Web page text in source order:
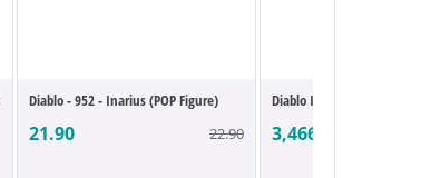
Diablo - 952 - Inarius (POP Figure)
21.90 22.90
Diablo IV réplique 1/1
3,466.90